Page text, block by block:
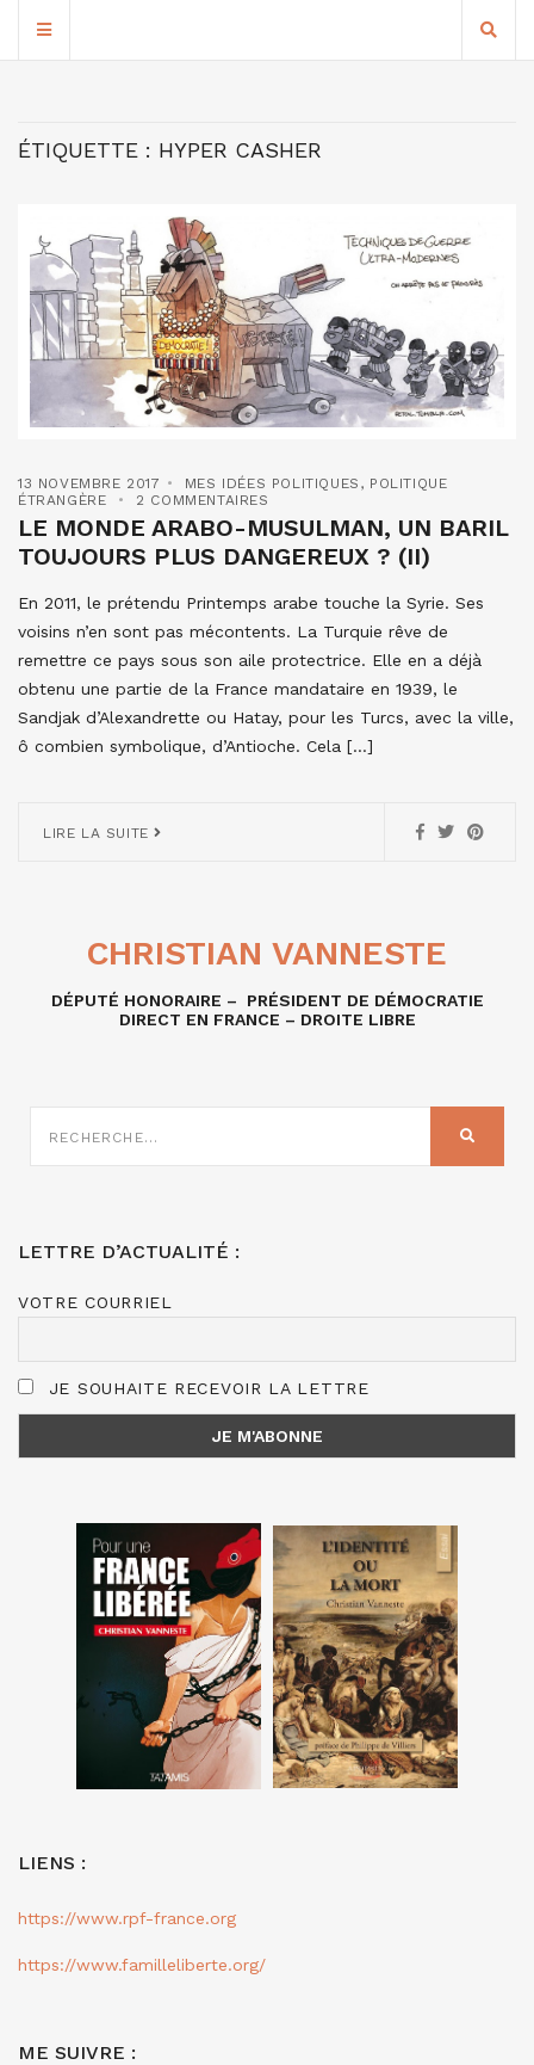
ÉTIQUETTE : HYPER CASHER
13 NOVEMBRE 2017 MES IDÉES POLITIQUES , POLITIQUE
ÉTRANGÈRE
2 COMMENTAIRES
LE MONDE ARABO-MUSULMAN, UN BARIL
TOUJOURS PLUS DANGEREUX ? (II)
En 2011, le prétendu Printemps arabe touche la Syrie. Ses
voisins n’en sont pas mécontents. La Turquie rêve de
remettre ce pays sous son aile protectrice. Elle en a déjà
obtenu une partie de la France mandataire en 1939, le
Sandjak d’Alexandrette ou Hatay, pour les Turcs, avec la ville,
ô combien symbolique, d’Antioche. Cela […]
LIRE LA SUITE
CHRISTIAN VANNESTE
DÉPUTÉ HONORAIRE – PRÉSIDENT DE DÉMOCRATIE
DIRECT EN FRANCE – DROITE LIBRE
SUR
LETTRE D’ACTUALITÉ :
VOTRE COURRIEL
JE SOUHAITE RECEVOIR LA LETTRE
LIENS :
https://www.rpf-france.org
https://www.familleliberte.org/
ME SUIVRE :